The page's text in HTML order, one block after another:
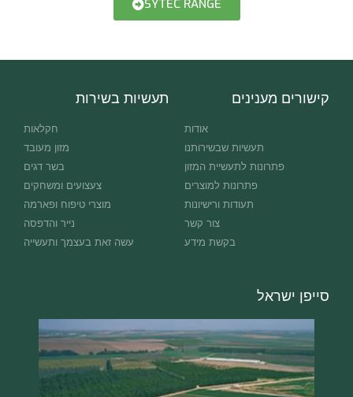
SYTEC RANGE
קישורים מענינים
אודות
תעשיות שבשירותנו
פתרונות לתעשיית המזון
פתרונות למוצרים
תעודות ורישיונות
צור קשר
בקשת מידע
תעשיות בשירות
חקלאות
מזון מעובד
בשר דגים
צעצועים ומשחקים
מוצרי טיפוח ופארמה
נייר והדפסה
עשה זאת בעצמך ותעשייה
סייפן ישראל